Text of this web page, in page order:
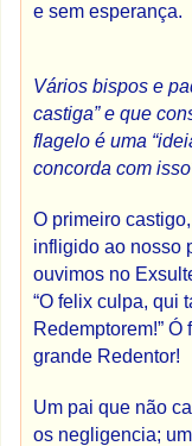
e sem esperança.
Vários bispos e
castiga” e que
flagelo é uma
concorda com
O primeiro
infligido ao nosso
ouvimos no
“O felix culpa, qui
Redemptorem!”
grande Redentor!
Um pai que não
os negligencia;